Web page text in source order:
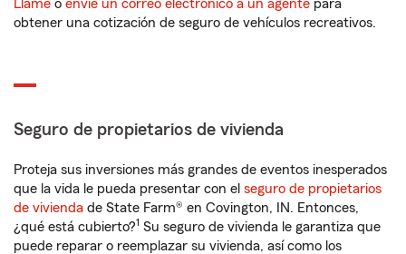
Llame o envíe un correo electrónico a un agente para
obtener una cotización de seguro de vehículos recreativos.
Seguro de propietarios de vivienda
Proteja sus inversiones más grandes de eventos inesperados
que la vida le pueda presentar con el seguro de propietarios
de vivienda de State Farm® en Covington, IN. Entonces,
¿qué está cubierto?1 Su seguro de vivienda le garantiza que
puede reparar o reemplazar su vivienda, así como los